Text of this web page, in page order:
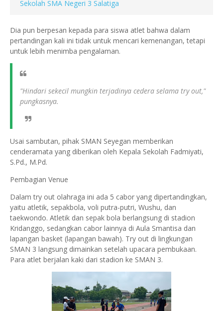
Sekolah SMA Negeri 3 Salatiga
Dia pun berpesan kepada para siswa atlet bahwa dalam
pertandingan kali ini tidak untuk mencari kemenangan, tetapi
untuk lebih menimba pengalaman.
"Hindari sekecil mungkin terjadinya cedera selama try out,"
pungkasnya.
Usai sambutan, pihak SMAN Seyegan memberikan
cenderamata yang diberikan oleh Kepala Sekolah Fadmiyati,
S.Pd., M.Pd.
Pembagian Venue
Dalam try out olahraga ini ada 5 cabor yang dipertandingkan,
yaitu atletik, sepakbola, voli putra-putri, Wushu, dan
taekwondo. Atletik dan sepak bola berlangsung di stadion
Kridanggo, sedangkan cabor lainnya di Aula Smantisa dan
lapangan basket (lapangan bawah). Try out di lingkungan
SMAN 3 langsung dimainkan setelah upacara pembukaan.
Para atlet berjalan kaki dari stadion ke SMAN 3.